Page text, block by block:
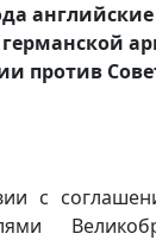
против
с